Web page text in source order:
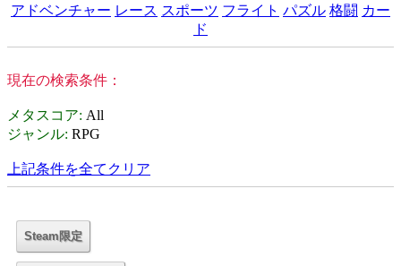
アドベンチャー レース スポーツ フライト パズル 格闘 カー
ド
現在の検索条件：
メタスコア: All
ジャンル: RPG
上記条件を全てクリア